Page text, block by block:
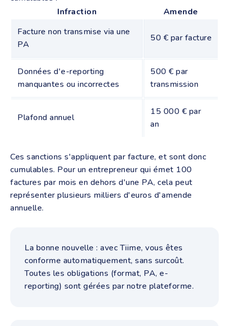
Infraction
Amende
Facture non transmise via une
PA
50 € par facture
Données d'e-reporting
manquantes ou incorrectes
500 € par
transmission
Plafond annuel
15 000 € par
an
Ces sanctions s'appliquent par facture, et sont donc
cumulables. Pour un entrepreneur qui émet 100
factures par mois en dehors d'une PA, cela peut
représenter plusieurs milliers d'euros d'amende
annuelle.
La bonne nouvelle : avec Tiime, vous êtes
conforme automatiquement, sans surcoût.
Toutes les obligations (format, PA, e-
reporting) sont gérées par notre plateforme.